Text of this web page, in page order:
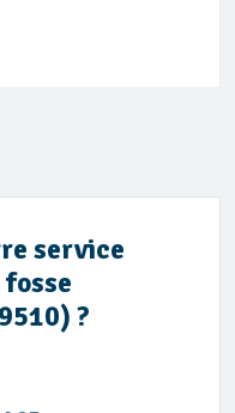
service
?